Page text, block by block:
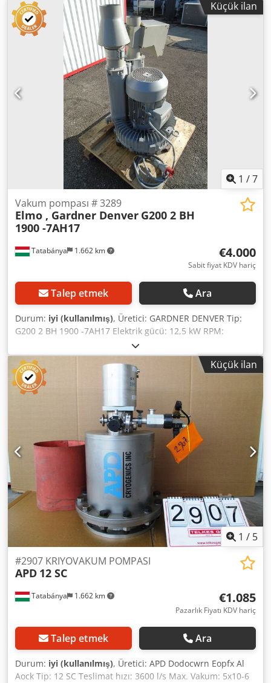
yapılmış kendinden yağlamalı kanatlar kullanır ve yalnızca
minimum bakım gerektirir ve yağ değişimi gerektirmez.
100 kuru çalışma (yağsız) Kanatların uzun hizmet ömrü
Sürekli çalışma için tasarlanmıştır ÖZELLİKLER Hacim akışı
50 Hz 129 m³/h Mutlak vakum 50 Hz 100 mbar Güç 50 Hz
4,0 kW Ses seviyesi 50 Hz 76,0 dB(A) Hacim akışı 60 Hz 154
m³/h Mutlak vakum 60 Hz 200 mbar Güç 60 Hz 4,8 kW
Djdpfx Alett Ixde Ajck Ses seviyesi 60 Hz 79,0 dB(A) Ağırlık
Motorsuz 78 kg
Küçük ilan
1 /7
Tatabánya 1.662 km
Vakum pompası # 3289
Elmo , Gardner Denver G200 2 BH
1900 -7AH17
€4.000
Sabit fiyat KDV hariç
Talep etmek Ara
Durum: iyi (kullanılmış), Üretici: GARDNER DENVER Tip:
G200 2 BH 1900 -7AH17 Elektrik gücü: 12,5 kW RPM:
50Hz'de 2920 / dakika Pmin: 280 mbar Djdpfx Alef H A Dxe
Aock
Küçük ilan
1 / 5
Tatabánya 1.662 km
#2907 KRIYOVAKUM POMPASI
APD 12 SC
€1.085
Pazarlık Fiyatı KDV hariç
Talep etmek Ara
Durum: iyi (kullanılmış), Üretici: APD Dodocwrn Eopfx Al
Aock Tip: 12 SC Teslimat hızı: 3600 l/s Max. Vakum: 5x10-6